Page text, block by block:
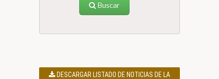
Buscar
DESCARGAR LISTADO DE NOTICIAS DE LA